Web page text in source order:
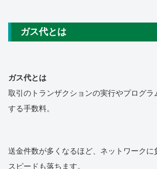
ガス代とは
ガス代とは
取引のトランザクションの実行やプログラ
する手数料。
送金件数が多くなるほど、ネットワークに
スピードも落ちます。